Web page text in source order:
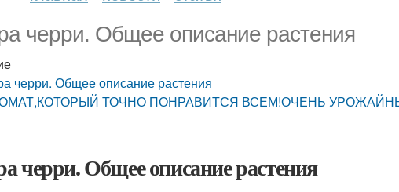
черри. Общее описание растения
черри. Общее описание растения
ТОЧНО ПОНРАВИТСЯ ВСЕМ!ОЧЕНЬ
черри. Общее описание растения